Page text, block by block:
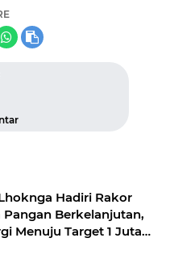
Hadiri Rakor
Pangan Berkelanjutan,
Menuju Target 1 Juta